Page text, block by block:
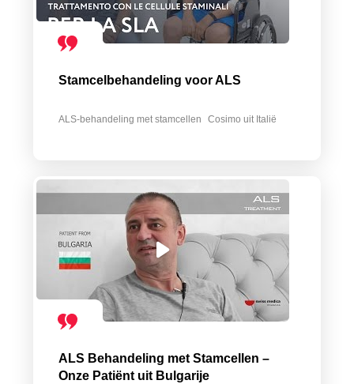
Stamcelbehandeling voor ALS
ALS-behandeling met stamcellen Cosimo uit Italië
ALS Behandeling met Stamcellen –
Onze Patiënt uit Bulgarije